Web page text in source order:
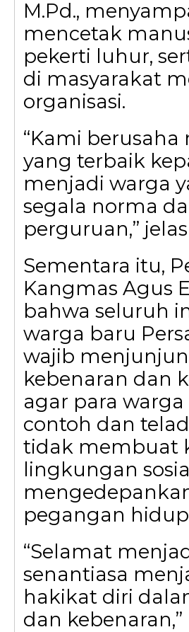
M.Pd.,
mencetak
pekerti luhur,
di masyarakat
organisasi.
“Kami
yang terbaik
menjadi warga
segala norma
perguruan,”
Sementara itu,
Kangmas Agus
bahwa seluruh
warga baru
wajib
kebenaran dan
agar para
contoh dan
tidak membuat
lingkungan
pegangan
“Selamat
senantiasa
hakikat diri
dan kebenaran,”